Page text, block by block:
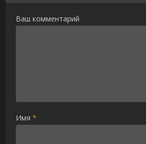
Ваш комментарий
Имя*